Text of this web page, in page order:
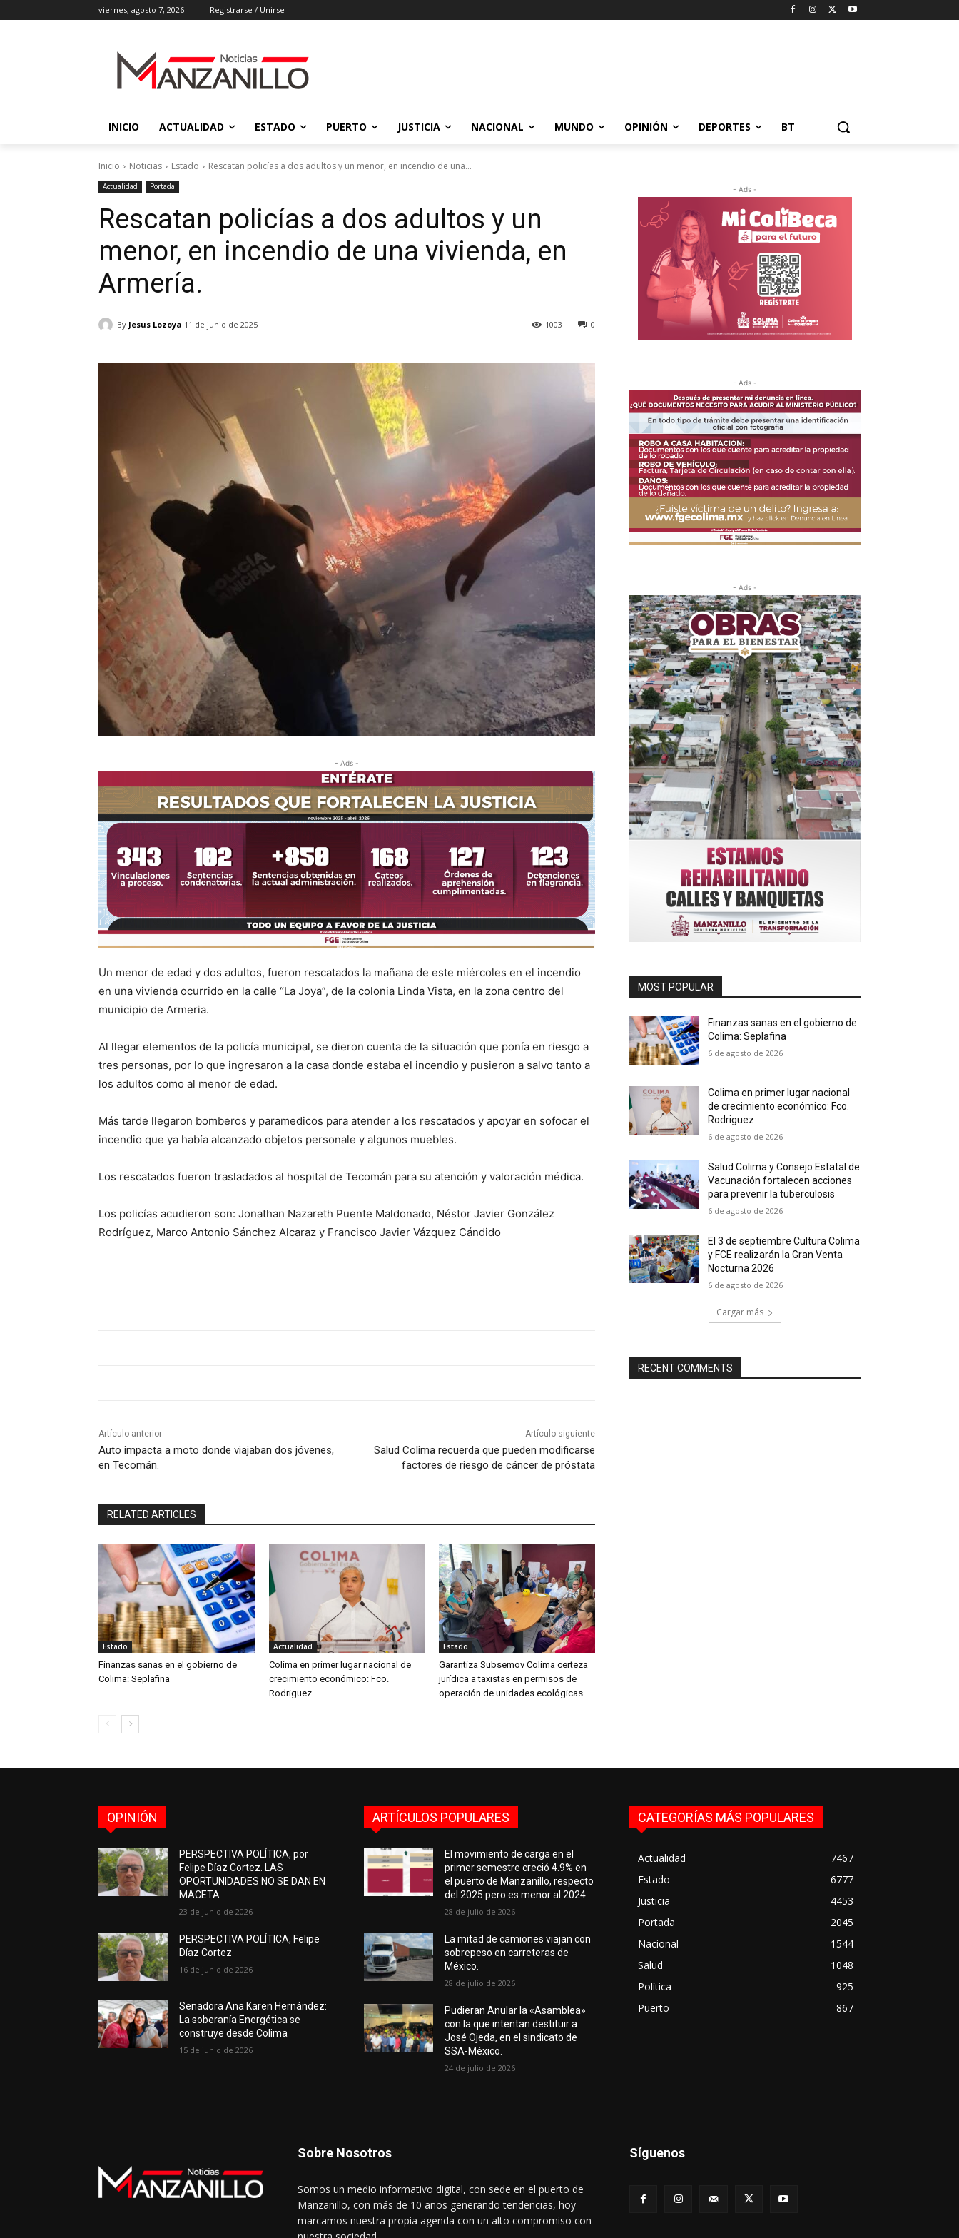
viernes, agosto 7, 2026 Registrarse / Unirse
INICIO ACTUALIDAD ESTADO PUERTO JUSTICIA NACIONAL MUNDO OPINIÓN DEPORTES BT
Inicio Noticias Estado Rescatan policías a dos adultos y un menor, en incendio de una...
Actualidad Portada
Rescatan policías a dos adultos y un
menor, en incendio de una vivienda, en
Armería.
By Jesus Lozoya 11 de junio de 2025 0
1003
- Ads -
Un menor de edad y dos adultos, fueron rescatados la mañana de este miércoles en el incendio
en una vivienda ocurrido en la calle “La Joya”, de la colonia Linda Vista, en la zona centro del
municipio de Armeria.
Al llegar elementos de la policía municipal, se dieron cuenta de la situación que ponía en riesgo a
tres personas, por lo que ingresaron a la casa donde estaba el incendio y pusieron a salvo tanto a
los adultos como al menor de edad.
Más tarde llegaron bomberos y paramedicos para atender a los rescatados y apoyar en sofocar el
incendio que ya había alcanzado objetos personale y algunos muebles.
Los rescatados fueron trasladados al hospital de Tecomán para su atención y valoración médica.
Los policías acudieron son: Jonathan Nazareth Puente Maldonado, Néstor Javier González
Rodríguez, Marco Antonio Sánchez Alcaraz y Francisco Javier Vázquez Cándido
Artículo anterior
Auto impacta a moto donde viajaban dos jóvenes,
en Tecomán.
Artículo siguiente
Salud Colima recuerda que pueden modificarse
factores de riesgo de cáncer de próstata
RELATED ARTICLES
Estado
Finanzas sanas en el gobierno de
Colima: Seplafina
Actualidad
Colima en primer lugar nacional de
crecimiento económico: Fco.
Rodriguez
Estado
Garantiza Subsemov Colima certeza
jurídica a taxistas en permisos de
operación de unidades ecológicas
- Ads -
- Ads -
- Ads -
MOST POPULAR
Finanzas sanas en el gobierno de
Colima: Seplafina
6 de agosto de 2026
Colima en primer lugar nacional
de crecimiento económico: Fco.
Rodriguez
6 de agosto de 2026
Salud Colima y Consejo Estatal de
Vacunación fortalecen acciones
para prevenir la tuberculosis
6 de agosto de 2026
El 3 de septiembre Cultura Colima
y FCE realizarán la Gran Venta
Nocturna 2026
6 de agosto de 2026
Cargar más
RECENT COMMENTS
OPINIÓN
PERSPECTIVA POLÍTICA, por
Felipe Díaz Cortez. LAS
OPORTUNIDADES NO SE DAN EN
MACETA
23 de junio de 2026
PERSPECTIVA POLÍTICA, Felipe
Díaz Cortez
16 de junio de 2026
Senadora Ana Karen Hernández:
La soberanía Energética se
construye desde Colima
15 de junio de 2026
ARTÍCULOS POPULARES
El movimiento de carga en el
primer semestre creció 4.9% en
el puerto de Manzanillo, respecto
del 2025 pero es menor al 2024.
28 de julio de 2026
La mitad de camiones viajan con
sobrepeso en carreteras de
México.
28 de julio de 2026
Pudieran Anular la «Asamblea»
con la que intentan destituir a
José Ojeda, en el sindicato de
SSA-México.
24 de julio de 2026
CATEGORÍAS MÁS POPULARES
Actualidad
7467
Estado
6777
Justicia
4453
Portada
2045
Nacional
1544
Salud
1048
Política
925
Puerto
867
Sobre Nosotros
Somos un medio informativo digital, con sede en el puerto de
Manzanillo, con más de 10 años generando tendencias, hoy
marcamos nuestra propia agenda con un alto compromiso con
Síguenos